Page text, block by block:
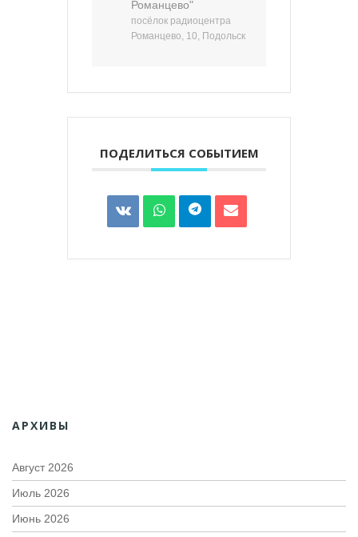
Романцево"
посёлок радиоцентра
Романцево, 10, Подольск
ПОДЕЛИТЬСЯ СОБЫТИЕМ
АРХИВЫ
Август 2026
Июль 2026
Июнь 2026